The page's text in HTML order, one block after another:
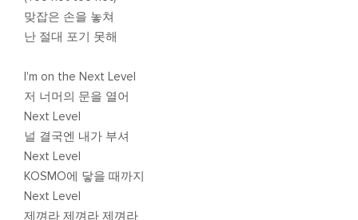
맞잡은 손을 놓쳐
난 절대 포기 못해
I'm on the Next Level
저 너머의 문을 열어
Next Level
널 결국엔 내가 부셔
Next Level
KOSMO에 닿을 때까지
Next Level
제껴라 제껴라 제껴라